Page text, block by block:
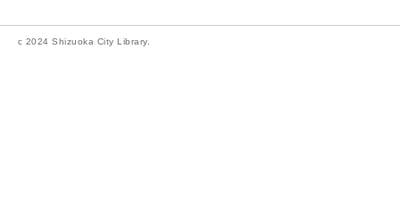
c 2024 Shizuoka City Library.